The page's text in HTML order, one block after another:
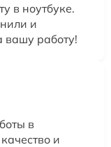
в ноутбуке.
и
вашу работу!
в
и